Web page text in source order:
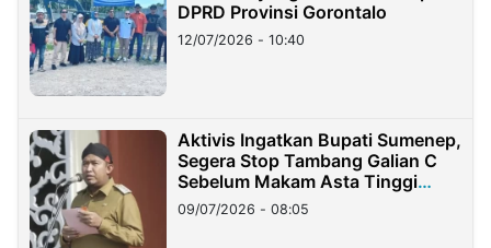
DPRD Provinsi Gorontalo
12/07/2026 - 10:40
Aktivis Ingatkan Bupati Sumenep,
Segera Stop Tambang Galian C
Sebelum Makam Asta Tinggi
Longsor
09/07/2026 - 08:05